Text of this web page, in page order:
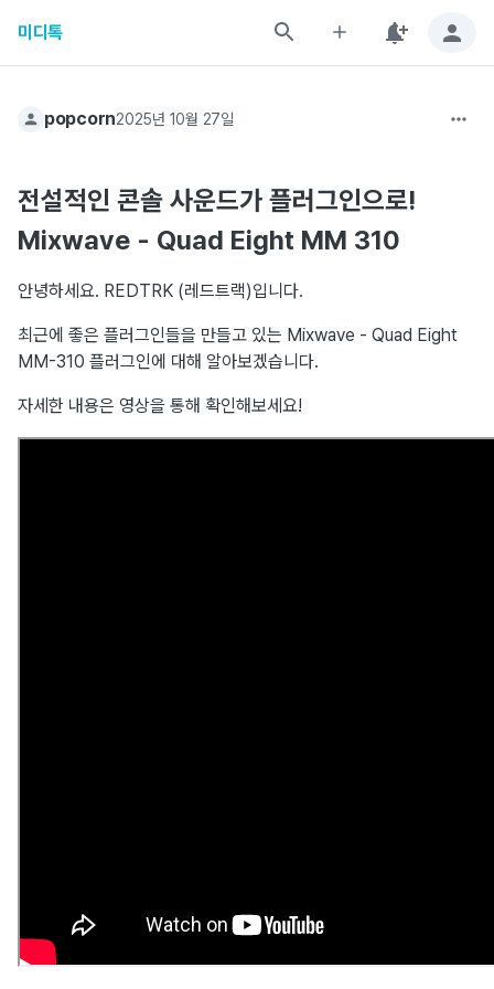
미디톡
popcorn2025년 10월 27일
전설적인 콘솔 사운드가 플러그인으로!
Mixwave - Quad Eight MM 310
안녕하세요. REDTRK (레드트랙)입니다.
최근에 좋은 플러그인들을 만들고 있는 Mixwave - Quad Eight
MM-310 플러그인에 대해 알아보겠습니다.
자세한 내용은 영상을 통해 확인해보세요!